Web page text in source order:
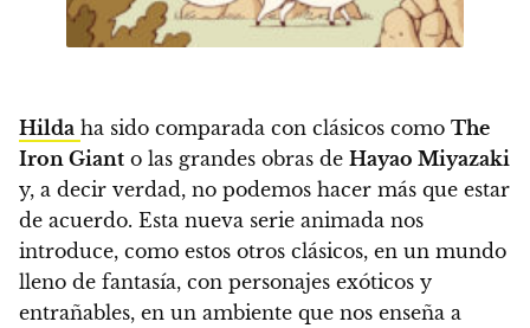
Hilda ha sido comparada con clásicos como The
Iron Giant o las grandes obras de Hayao Miyazaki
y, a decir verdad, no podemos hacer más que estar
de acuerdo. Esta nueva serie animada nos
introduce, como estos otros clásicos, en un mundo
lleno de fantasía, con personajes exóticos y
entrañables, en un ambiente que nos enseña a